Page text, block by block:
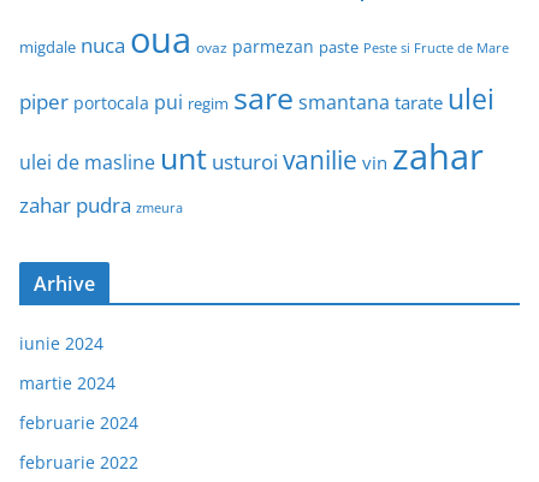
migdale nuca oua ovaz parmezan paste Peste si Fructe de Mare
piper portocala pui regim sare smantana tarate ulei
ulei de masline unt usturoi vanilie vin zahar
zahar pudra zmeura
Arhive
iunie 2024
martie 2024
februarie 2024
februarie 2022